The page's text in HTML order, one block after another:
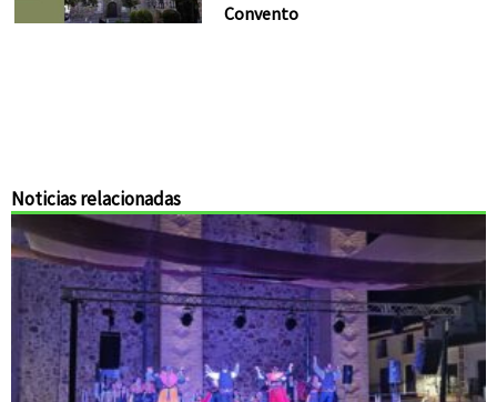
Convento
Noticias relacionadas